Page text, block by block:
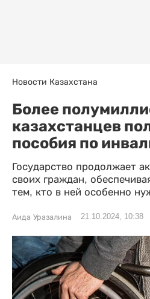
Новости Казахстана
Более
казахстанцев
пособия по
Государство продолжает
своих граждан,
тем, кто в ней особенно
Аида Уразалина 21.10.2024, 10:38